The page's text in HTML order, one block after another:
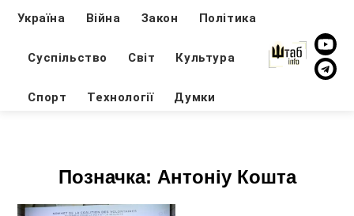
Україна Війна Закон Політика
Суспільство Світ Культура
Спорт Технології Думки
Позначка: Антоніу Кошта